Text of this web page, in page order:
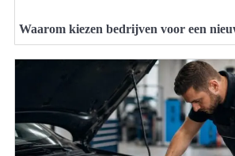
Waarom kiezen bedrijven voor een